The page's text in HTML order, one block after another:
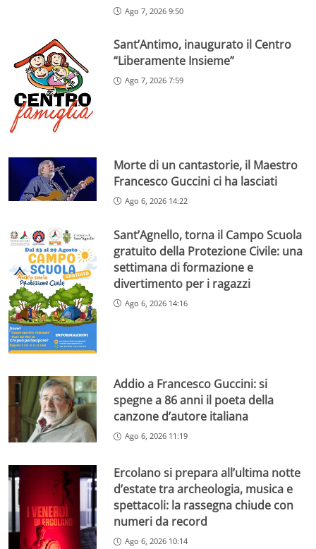
Ago 7, 2026 9:50
Sant’Antimo, inaugurato il Centro
“Liberamente Insieme”
Ago 7, 2026 7:59
Morte di un cantastorie, il Maestro
Francesco Guccini ci ha lasciati
Ago 6, 2026 14:22
Sant’Agnello, torna il Campo Scuola
gratuito della Protezione Civile: una
settimana di formazione e
divertimento per i ragazzi
Ago 6, 2026 14:16
Addio a Francesco Guccini: si
spegne a 86 anni il poeta della
canzone d’autore italiana
Ago 6, 2026 11:19
Ercolano si prepara all’ultima notte
d’estate tra archeologia, musica e
spettacoli: la rassegna chiude con
numeri da record
Ago 6, 2026 10:14